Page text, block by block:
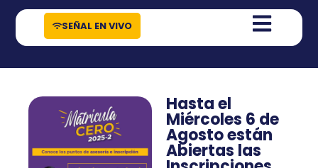
contenido
SEÑAL EN VIVO
Hasta el
Miércoles 6 de
Agosto están
Abiertas las